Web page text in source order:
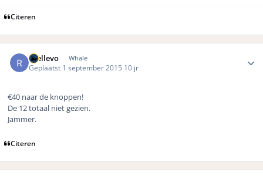
Citeren
rhellevo Whale
Geplaatst 1 september 2015 10 jr
€40 naar de knoppen!
De 12 totaal niet gezien.
Jammer.
Citeren